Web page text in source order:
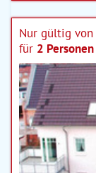
Nur gültig von
für 2 Personen